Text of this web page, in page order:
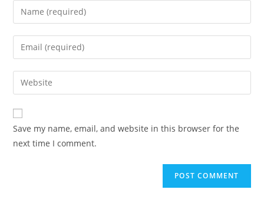
Enter
your
name
comment
Enter
your
email
address
comment
Enter
your
website
URL
(optional)
Save my name, email, and website in this browser for the
next time I comment.